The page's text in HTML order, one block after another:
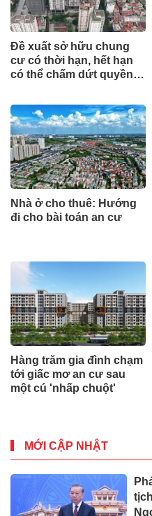
Đề xuất sở hữu chung
cư có thời hạn, hết hạn
có thể chấm dứt quyền
Nhà ở cho thuê: Hướng
đi cho bài toán an cư
Hàng trăm gia đình chạm
tới giấc mơ an cư sau
một cú 'nhấp chuột'
MỚI CẬP NHẬT